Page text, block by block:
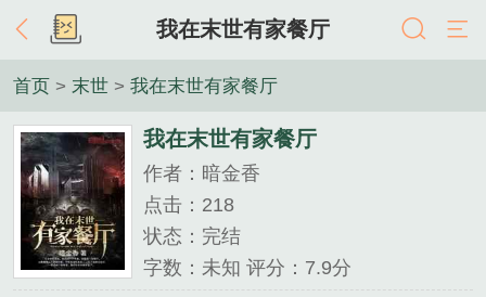
我在末世有家餐厅
首页 > 末世 > 我在末世有家餐厅
我在末世有家餐厅
作者：暗金香
点击：218
状态：完结
字数：未知 评分：7.9分